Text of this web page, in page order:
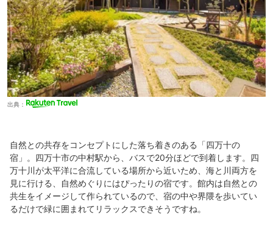
次は今回時間の関係で叶わなかった、地域観光を絡めて再訪したいと思っ
ています。
お世話になりました。
出典：
自然との共存をコンセプトにした落ち着きのある「四万十の
宿」。四万十市の中村駅から、バスで20分ほどで到着します。四
万十川が太平洋に合流している場所から近いため、海と川両方を
見に行ける、自然めぐりにはぴったりの宿です。館内は自然との
共生をイメージして作られているので、宿の中や界隈を歩いてい
るだけで緑に囲まれてリラックスできそうですね。